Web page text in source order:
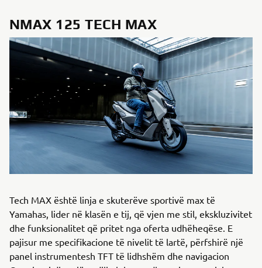
NMAX 125 TECH MAX
Tech MAX është linja e skuterëve sportivë max të
Yamahas, lider në klasën e tij, që vjen me stil, ekskluzivitet
dhe funksionalitet që pritet nga oferta udhëheqëse. E
pajisur me specifikacione të nivelit të lartë, përfshirë një
panel instrumentesh TFT të lidhshëm dhe navigacion